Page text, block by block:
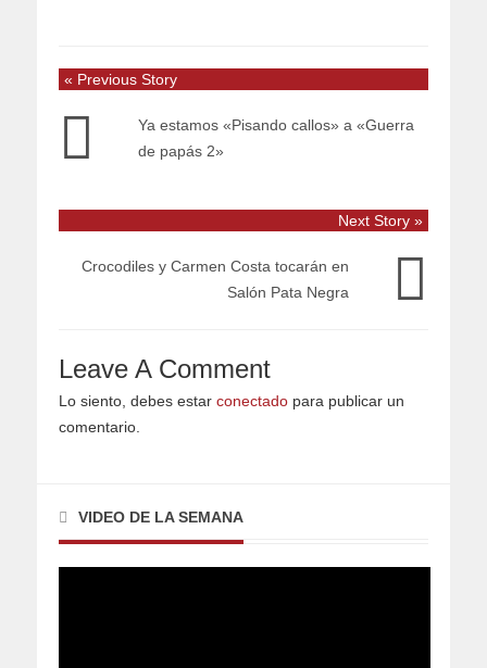
« Previous Story
Ya estamos «Pisando callos» a «Guerra
de papás 2»
Next Story »
Crocodiles y Carmen Costa tocarán en
Salón Pata Negra
Leave A Comment
Lo siento, debes estar conectado para publicar un
comentario.
VIDEO DE LA SEMANA